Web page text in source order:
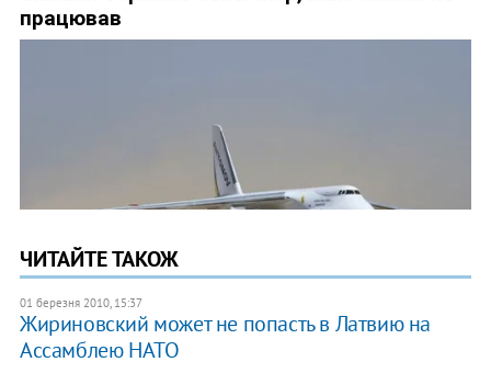
ЧИТАЙТЕ ТАКОЖ
01 березня 2010, 15:37
Жириновский может не попасть в Латвию на
Ассамблею НАТО